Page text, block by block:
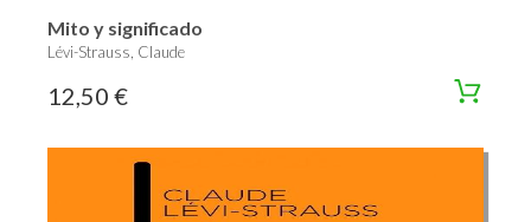
Mito y significado
Lévi-Strauss, Claude
12,50 €